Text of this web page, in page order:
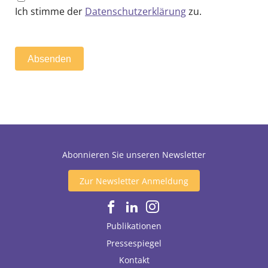
*
i
n
l
g
Ich stimme der Datenschutzerklärungzu.
Absenden
Abonnieren Sie unseren Newsletter
Zur Newsletter Anmeldung
Publikationen
Pressespiegel
Kontakt